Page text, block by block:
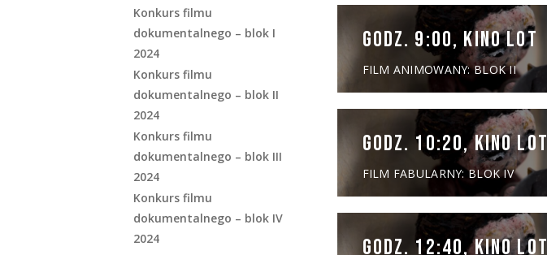
GODZ. 9:00, KINO LOT
FILM ANIMOWANY: BLOK II
GODZ. 10:20, KINO LOT
FILM FABULARNY: BLOK IV
GODZ. 12:40, KINO LOT
Konkurs filmu
dokumentalnego – blok I
2024
Konkurs filmu
dokumentalnego – blok II
2024
Konkurs filmu
dokumentalnego – blok III
2024
Konkurs filmu
dokumentalnego – blok IV
2024